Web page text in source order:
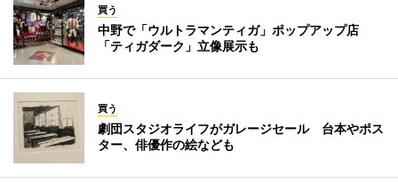
買う
中野で「ウルトラマンティガ」ポップアップ店
「ティガダーク」立像展示も
買う
劇団スタジオライフがガレージセール 台本やポス
ター、俳優作の絵なども